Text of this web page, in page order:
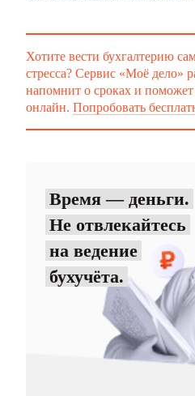
Хотите вести бухгалтерию
стресса? Сервис «Моё дело»
напомнит о сроках и поможет
онлайн. Попробовать
Время — деньги.
Не отвлекайтесь
на ведение
бухучёта.